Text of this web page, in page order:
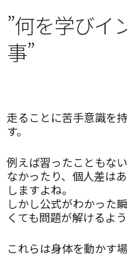
”何を学びイ
事”
走ることに苦手意識を
す。
例えば習ったこともな
なかったり、個人差は
しますよね。
しかし公式がわかった
くても問題が解けるよ
これらは身体を動かす